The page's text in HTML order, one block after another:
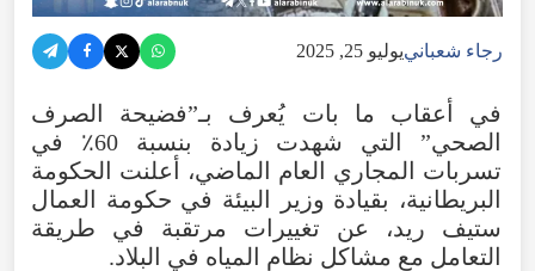
رجاء شعبانييوليو 25, 2025
في أعقاب ما بات يُعرف بـ”فضيحة الصرف
الصحي” التي شهدت زيادة بنسبة 60٪ في
تسربات المجاري العام الماضي، أعلنت الحكومة
البريطانية، بقيادة وزير البيئة في حكومة العمال
ستيف ريد، عن تغييرات مرتقبة في طريقة
التعامل مع مشاكل نظام المياه في البلاد.